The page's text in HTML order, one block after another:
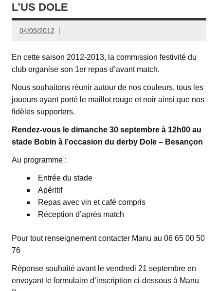
L’US DOLE
04/09/2012
En cette saison 2012-2013, la commission festivité du
club organise son 1er repas d’avant match.
Nous souhaitons réunir autour de nos couleurs, tous les
joueurs ayant porté le maillot rouge et noir ainsi que nos
fidèles supporters.
Rendez-vous le dimanche 30 septembre à 12h00 au
stade Bobin à l’occasion du derby Dole – Besançon
Au programme :
Entrée du stade
Apéritif
Repas avec vin et café compris
Réception d’après match
Pour tout renseignement contacter Manu au 06 65 00 50
76
Réponse souhaité avant le vendredi 21 septembre en
envoyant le formulaire d’inscription ci-dessous à Manu